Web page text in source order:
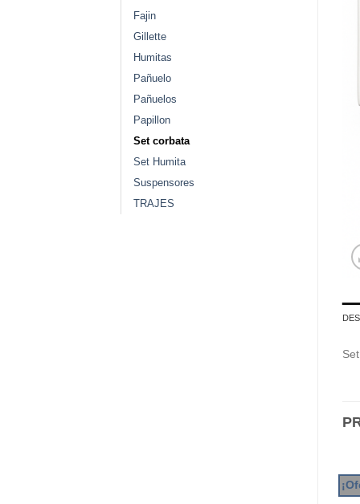
Fajin
Gillette
Humitas
Pañuelo
Pañuelos
Papillon
Set corbata
Set Humita
Suspensores
TRAJES